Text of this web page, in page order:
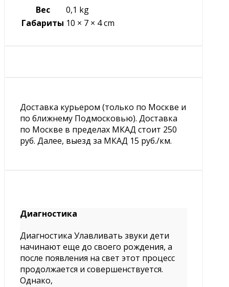
Вес
0,1 kg
Габариты 10 × 7 × 4 cm
Доставка курьером (только по Москве и
по ближнему Подмосковью). Доставка
по Москве в пределах МКАД стоит 250
руб. Далее, выезд за МКАД 15 руб./км.
Диагностика
Диагностика Улавливать звуки дети
начинают еще до своего рождения, а
после появления на свет этот процесс
продолжается и совершенствуется.
Однако,